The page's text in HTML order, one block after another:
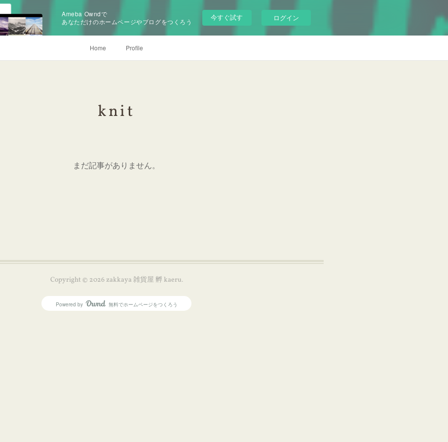
Ameba Owndで
あなただけのホームページやブログをつくろう
今すぐ試す ログイン
Home Profile
knit
まだ記事がありません。
Copyright © 2026 zakkaya 雑貨屋 孵 kaeru.
Powered by AmebaOwnd
無料でホームページをつくろう